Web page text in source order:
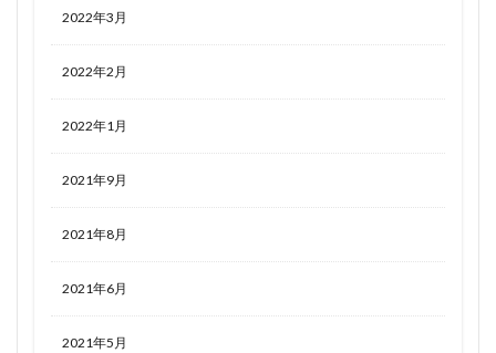
2022年3月
2022年2月
2022年1月
2021年9月
2021年8月
2021年6月
2021年5月